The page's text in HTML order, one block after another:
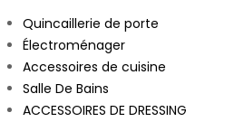
Quincaillerie de porte
Électroménager
Accessoires de cuisine
Salle De Bains
ACCESSOIRES DE DRESSING